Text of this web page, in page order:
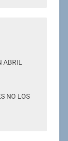
ABRIL
NO LOS